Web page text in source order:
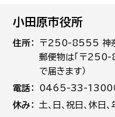
小田原市役所
住所
〒250-8555 神
郵便物は「〒250-
で届きます）
電話
0465-33-1300（
休み
土､日､祝日、休日